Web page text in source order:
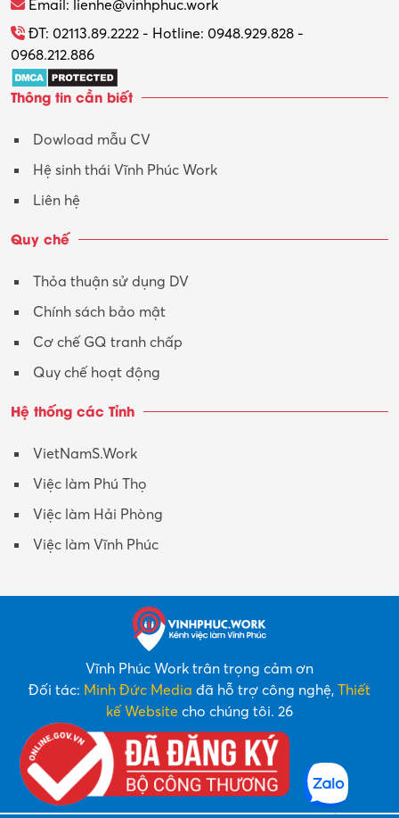
Email: lienhe@vinhphuc.work
ĐT: 02113.89.2222 - Hotline: 0948.929.828 -
0968.212.886
Thông tin cần biết
Dowload mẫu CV
Hệ sinh thái Vĩnh Phúc Work
Liên hệ
Quy chế
Thỏa thuận sử dụng DV
Chính sách bảo mật
Cơ chế GQ tranh chấp
Quy chế hoạt động
Hệ thống các Tỉnh
VietNamS.Work
Việc làm Phú Thọ
Việc làm Hải Phòng
Việc làm Vĩnh Phúc
Vĩnh Phúc Work trân trọng cảm ơn
Đối tác: Minh Đức Media đã hỗ trợ công nghệ, Thiết
kế Website cho chúng tôi. 26